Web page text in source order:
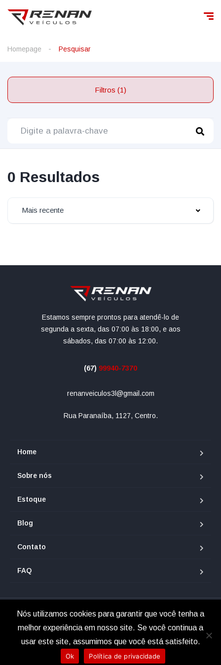
Homepage Pesquisar
Filtros (1)
0 Resultados
Mais recente
Estamos sempre prontos para atendê-lo de
segunda a sexta, das 07:00 às 18:00, e aos
sábados, das 07:00 às 12:00.
(67) 99940-7370
renanveiculos3l@gmail.com
Rua Paranaíba, 1127, Centro.
Home
Sobre nós
Estoque
Blog
Contato
FAQ
© 2025 Renan Veículos.
Nós utilizamos cookies para garantir que você tenha a
melhor experiência em nosso site. Se você continua a
usar este site, assumimos que você está satisfeito.
Ok Política de privacidade